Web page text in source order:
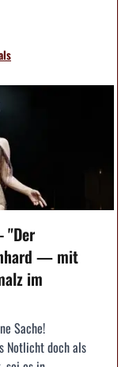
"Der
— mit
im
Sache!
Notlicht doch als